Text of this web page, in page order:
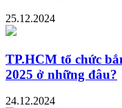
25.12.2024
TP.HCM tổ chức
2025 ở những đâu?
24.12.2024